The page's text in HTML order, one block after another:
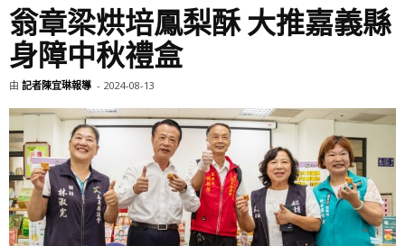
翁章梁烘培鳳梨酥 大推嘉義縣
身障中秋禮盒
由 記者陳宜琳報導 - 2024-08-13